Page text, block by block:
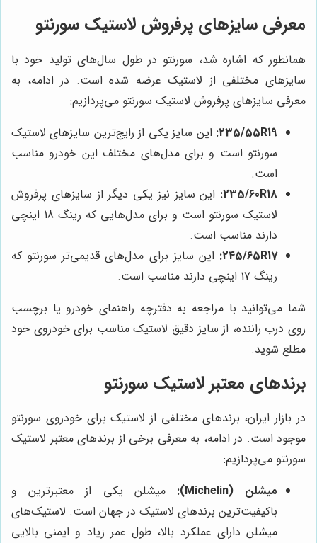
معرفی سایزهای پرفروش لاستیک سورنتو
همانطور که اشاره شد، سورنتو در طول سال‌های تولید خود با
سایزهای مختلفی از لاستیک عرضه شده است. در ادامه، به
معرفی سایزهای پرفروش لاستیک سورنتو می‌پردازیم:
235/55R19: این سایز یکی از رایج‌ترین سایزهای لاستیک
سورنتو است و برای مدل‌های مختلف این خودرو مناسب
است.
235/60R18: این سایز نیز یکی دیگر از سایزهای پرفروش
لاستیک سورنتو است و برای مدل‌هایی که رینگ 18 اینچی
دارند مناسب است.
245/65R17: این سایز برای مدل‌های قدیمی‌تر سورنتو که
رینگ 17 اینچی دارند مناسب است.
شما می‌توانید با مراجعه به دفترچه راهنمای خودرو یا برچسب
روی درب راننده، از سایز دقیق لاستیک مناسب برای خودروی خود
مطلع شوید.
برندهای معتبر لاستیک سورنتو
در بازار ایران، برندهای مختلفی از لاستیک برای خودروی سورنتو
موجود است. در ادامه، به معرفی برخی از برندهای معتبر لاستیک
سورنتو می‌پردازیم:
میشلن (Michelin):
میشلن یکی از معتبرترین و
باکیفیت‌ترین برندهای لاستیک در جهان است. لاستیک‌های
میشلن دارای عملکرد بالا، طول عمر زیاد و ایمنی بالایی